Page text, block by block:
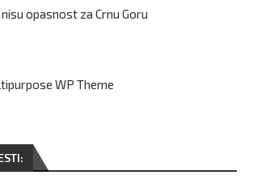
opasnost za Crnu Goru